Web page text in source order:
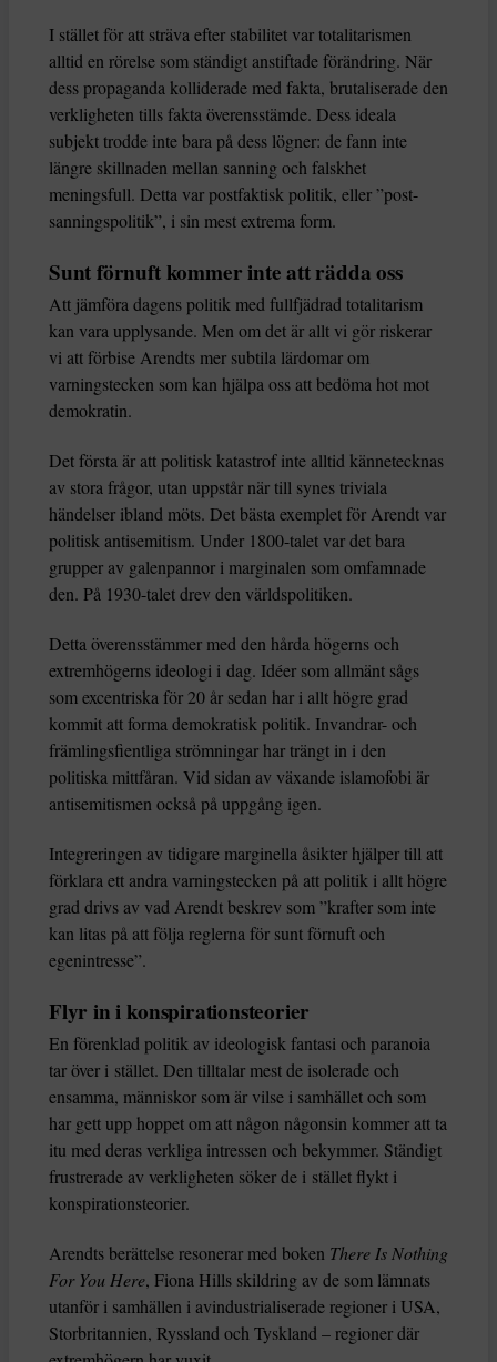
I stället för att sträva efter stabilitet var totalitarismen
alltid en rörelse som ständigt anstiftade förändring. När
dess propaganda kolliderade med fakta, brutaliserade den
verkligheten tills fakta överensstämde. Dess ideala
subjekt trodde inte bara på dess lögner: de fann inte
längre skillnaden mellan sanning och falskhet
meningsfull. Detta var postfaktisk politik, eller ”post-
sanningspolitik”, i sin mest extrema form.
Sunt förnuft kommer inte att rädda oss
Att jämföra dagens politik med fullfjädrad totalitarism
kan vara upplysande. Men om det är allt vi gör riskerar
vi att förbise Arendts mer subtila lärdomar om
varningstecken som kan hjälpa oss att bedöma hot mot
demokratin.
Det första är att politisk katastrof inte alltid kännetecknas
av stora frågor, utan uppstår när till synes triviala
händelser ibland möts. Det bästa exemplet för Arendt var
politisk antisemitism. Under 1800-talet var det bara
grupper av galenpannor i marginalen som omfamnade
den. På 1930-talet drev den världspolitiken.
Detta överensstämmer med den hårda högerns och
extremhögerns ideologi i dag. Idéer som allmänt sågs
som excentriska för 20 år sedan har i allt högre grad
kommit att forma demokratisk politik. Invandrar- och
främlingsfientliga strömningar har trängt in i den
politiska mittfåran. Vid sidan av växande islamofobi är
antisemitismen också på uppgång igen.
Integreringen av tidigare marginella åsikter hjälper till att
förklara ett andra varningstecken på att politik i allt högre
grad drivs av vad Arendt beskrev som ”krafter som inte
kan litas på att följa reglerna för sunt förnuft och
egenintresse”.
Flyr in i konspirationsteorier
En förenklad politik av ideologisk fantasi och paranoia
tar över i stället. Den tilltalar mest de isolerade och
ensamma, människor som är vilse i samhället och som
har gett upp hoppet om att någon någonsin kommer att ta
itu med deras verkliga intressen och bekymmer. Ständigt
frustrerade av verkligheten söker de i stället flykt i
konspirationsteorier.
Arendts berättelse resonerar med boken There Is Nothing
For You Here, Fiona Hills skildring av de som lämnats
utanför i samhällen i avindustrialiserade regioner i USA,
Storbritannien, Ryssland och Tyskland – regioner där